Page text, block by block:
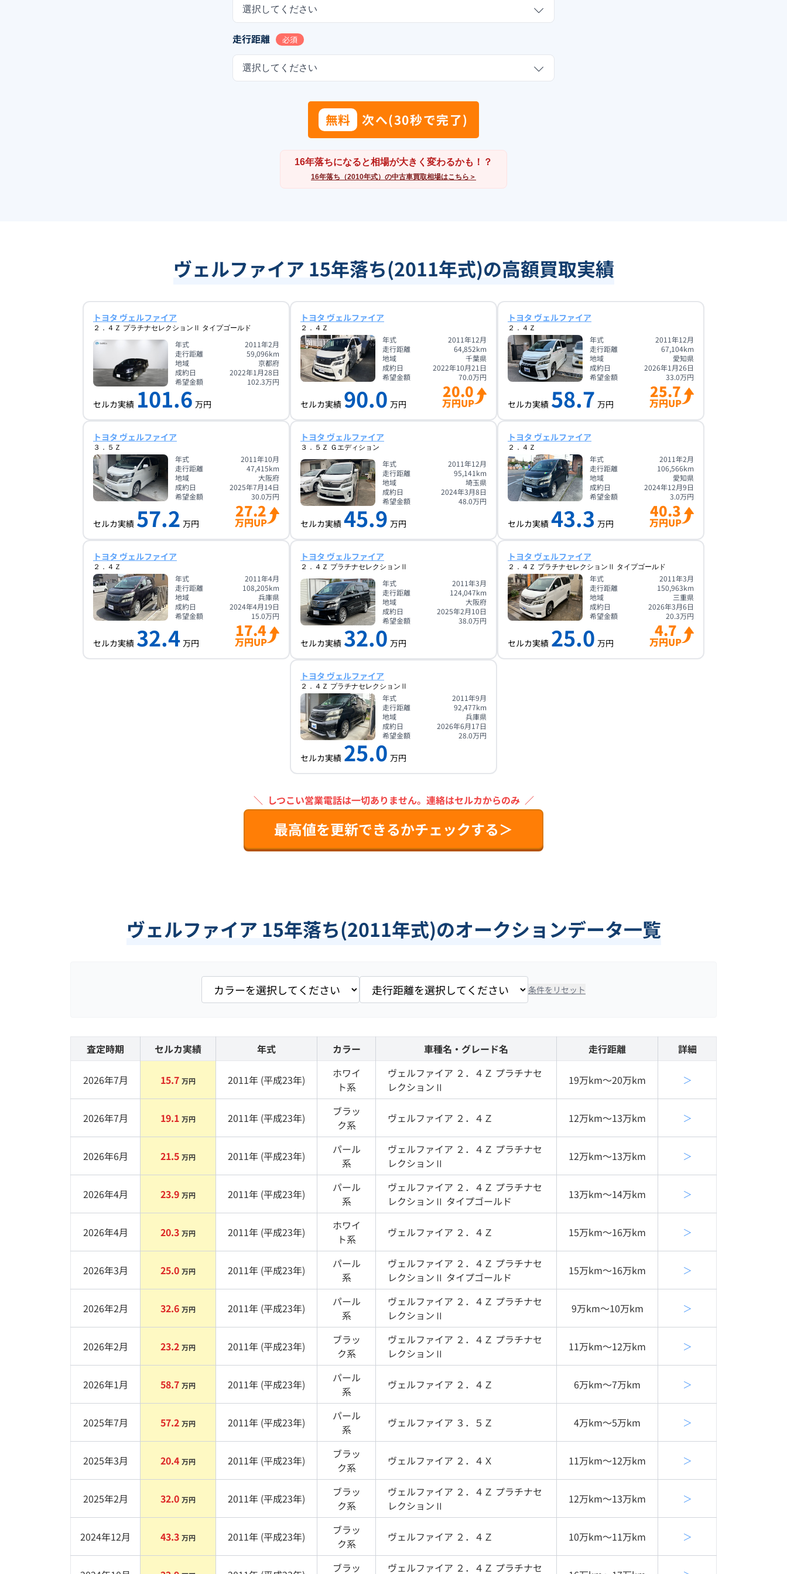
選択してください
走行距離 必須
選択してください
無料 次へ(30秒で完了)
16年落ちになると相場が大きく変わるかも！？
16年落ち（2010年式）の中古車買取相場はこちら＞
ヴェルファイア 15年落ち(2011年式)の高額買取実績
トヨタ ヴェルファイア
２．４Ｚ プラチナセレクションⅡ タイプゴールド
年式
2011年2月
走行距離
59,096km
地域
京都府
成約日
2022年1月28日
希望金額
102.3万円
セルカ実績 101.6 万円
トヨタ ヴェルファイア
２．４Ｚ
年式
2011年12月
走行距離
64,852km
地域
千葉県
成約日
2022年10月21日
希望金額
70.0万円
セルカ実績 90.0 万円
20.0
万円UP
トヨタ ヴェルファイア
２．４Ｚ
年式
2011年12月
走行距離
67,104km
地域
愛知県
成約日
2026年1月26日
希望金額
33.0万円
セルカ実績 58.7 万円
25.7
万円UP
トヨタ ヴェルファイア
３．５Ｚ
年式
2011年10月
走行距離
47,415km
地域
大阪府
成約日
2025年7月14日
希望金額
30.0万円
セルカ実績 57.2 万円
27.2
万円UP
トヨタ ヴェルファイア
３．５Ｚ Ｇエディション
年式
2011年12月
走行距離
95,141 km
地域
埼玉県
成約日
2024年3月8日
希望金額
48.0万円
セルカ実績 45.9 万円
トヨタ ヴェルファイア
２．４Ｚ
年式
2011年2月
走行距離
106,566km
地域
愛知県
成約日
2024年12月9日
希望金額
3.0万円
セルカ実績 43.3 万円
40.3
万円UP
トヨタ ヴェルファイア
２．４Ｚ
年式
2011年4月
走行距離
108,205km
地域
兵庫県
成約日
2024年4月19日
希望金額
15.0万円
セルカ実績 32.4 万円
17.4
万円UP
トヨタ ヴェルファイア
２．４Ｚ プラチナセレクションⅡ
年式
2011年3月
走行距離
124,047km
地域
大阪府
成約日
2025年2月10日
希望金額
38.0万円
セルカ実績 32.0 万円
トヨタ ヴェルファイア
２．４Ｚ プラチナセレクションⅡ タイプゴールド
年式
2011年3月
走行距離
150,963km
地域
三重県
成約日
2026年3月6日
希望金額
20.3万円
セルカ実績 25.0 万円
4.7
万円UP
トヨタ ヴェルファイア
２．４Ｚ プラチナセレクションⅡ
年式
2011年9月
走行距離
92,477km
地域
兵庫県
成約日
2026年6月17日
希望金額
28.0万円
セルカ実績 25.0 万円
＼ しつこい営業電話は一切ありません。 連絡はセルカからのみ ／
最高値を更新できるかチェックする＞
ヴェルファイア 15年落ち(2011年式)のオークションデータ一覧
条件をリセット
査定時期 セルカ実績 年式 カラー 車種名・グレード名 走行距離 詳細
2026年7月 15.7 万円 2011年 (平成23年)
ホワイ
ト系
ヴェルファイア ２．４Ｚ プラチナセ
レクションⅡ
19万km〜20万km ＞
2026年7月 19.1 万円 2011年 (平成23年)
ブラッ
ク系 ヴェルファイア ２．４Ｚ 12万km〜13万km ＞
2026年6月 21.5 万円 2011年 (平成23年)
パール
系
ヴェルファイア ２．４Ｚ プラチナセ
レクションⅡ
12万km〜13万km ＞
2026年4月 23.9 万円 2011年 (平成23年)
パール
系
ヴェルファイア ２．４Ｚ プラチナセ
レクションⅡ タイプゴールド
13万km〜14万km ＞
2026年4月 20.3 万円 2011年 (平成23年)
ホワイ
ト系 ヴェルファイア ２．４Ｚ 15万km〜16万km ＞
2026年3月 25.0 万円 2011年 (平成23年)
パール
系
ヴェルファイア ２．４Ｚ プラチナセ
レクションⅡ タイプゴールド
15万km〜16万km ＞
2026年2月 32.6 万円 2011年 (平成23年)
パール
系
ヴェルファイア ２．４Ｚ プラチナセ
レクションⅡ
9万km〜10万km ＞
2026年2月 23.2 万円 2011年 (平成23年)
ブラッ
ク系
ヴェルファイア ２．４Ｚ プラチナセ
レクションⅡ
11万km〜12万km ＞
2026年1月 58.7 万円 2011年 (平成23年)
パール
系
ヴェルファイア ２．４Ｚ 6万km〜7万km ＞
2025年7月 57.2 万円 2011年 (平成23年)
パール
系
ヴェルファイア ３．５Ｚ 4万km〜5万km ＞
2025年3月 20.4 万円 2011年 (平成23年)
ブラッ
ク系 ヴェルファイア ２．４Ｘ 11万km〜12万km ＞
2025年2月 32.0 万円 2011年 (平成23年)
ブラッ
ク系
ヴェルファイア ２．４Ｚ プラチナセ
レクションⅡ
12万km〜13万km ＞
2024年12月 43.3 万円 2011年 (平成23年)
ブラッ
ク系 ヴェルファイア ２．４Ｚ 10万km〜11万km ＞
ブラッ ヴェルファイア ２．４Ｚ プラチナセ